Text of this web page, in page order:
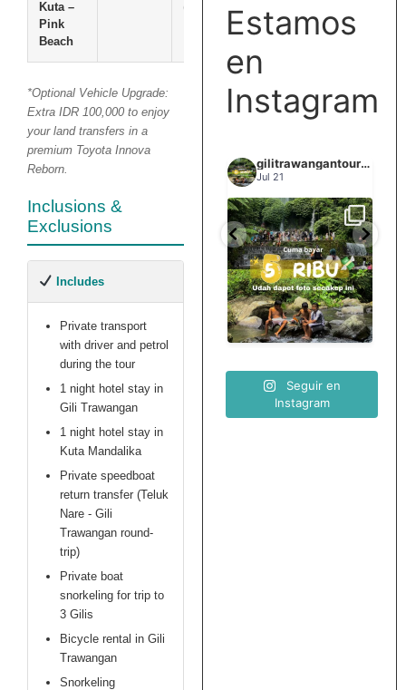
Kuta –
Pink
Beach
(All-
Inclusive)
*Optional Vehicle Upgrade:
Extra IDR 100,000 to enjoy
your land transfers in a
premium Toyota Innova
Reborn.
Inclusions &
Exclusions
Includes
Private transport
with driver and petrol
during the tour
1 night hotel stay in
Gili Trawangan
1 night hotel stay in
Kuta Mandalika
Private speedboat
return transfer (Teluk
Nare - Gili
Trawangan round-
trip)
Private boat
snorkeling for trip to
3 Gilis
Bicycle rental in Gili
Trawangan
Snorkeling
Estamos
en
Instagram
15 0
gilitrawangantourntravel
Jul 21
Spill tempat 5Rb an di
lombok tengah,
nama
...
12 0
Seguir en
Instagram